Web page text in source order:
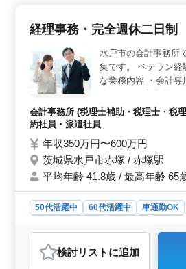
円のパート勤務も可能です。また、
ど、福利厚生も充実しています。
の機会＞ 記帳代行から巡回監査
る機会があります。税務相談や決
ど、多彩な案件があります。
経理事務・完全週休二日制
水戸市の会計事務所
集です。 ベテラン
な業務内容 ・会計専
作成 ・パソコンソフ
を使用し、各書類の
務上マイカー使用（
時もある 会計事務経
法人税確定申告書作
す。 ぜひ今までの経
のご応募お待ちして
会計事務所 (税理士補助・税理士・税
約社員・派遣社員
年収350万円〜600万円
茨城県水戸市赤塚 / 赤塚駅
平均年齢 41.8歳 / 最高年齢 65
50代活躍中 60代活躍中 車通勤OK
おすすめポイント
検討リスト に追加